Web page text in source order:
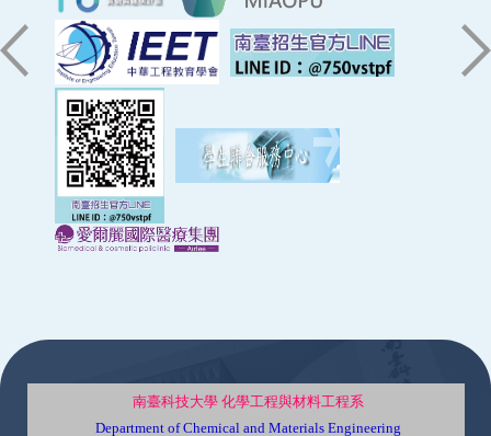
南臺科技大學 化學工程與材料工程系
Department of Chemical and Materials Engineering